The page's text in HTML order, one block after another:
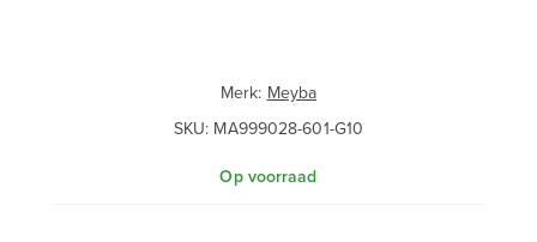
Merk: Meyba
SKU: MA999028-601-G10
Op voorraad